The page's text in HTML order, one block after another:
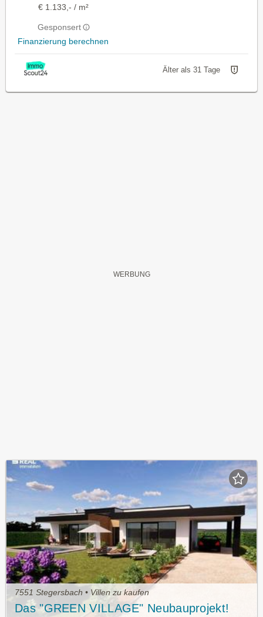
€ 1.133,- / m²
Gesponsert
Finanzierung berechnen
Älter als 31 Tage
7551 Stegersbach • Villen zu kaufen
Das "GREEN VILLAGE" Neubauprojekt!